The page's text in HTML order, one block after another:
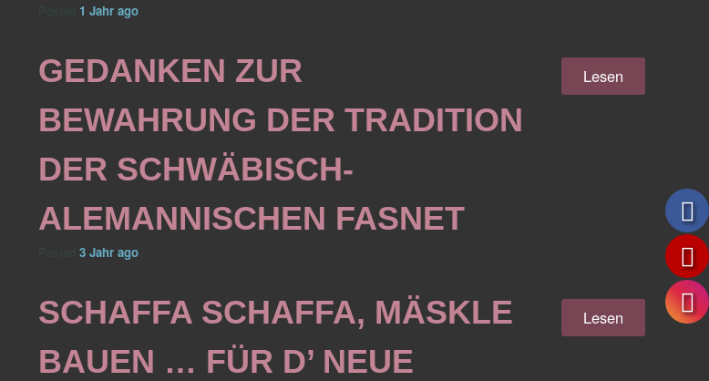
1 Jahrago.
GEDANKEN ZUR
BEWAHRUNG DER TRADITION
DER SCHWÄBISCH-
ALEMANNISCHEN FASNET
Lesen
3 Jahrago.
SCHAFFA SCHAFFA, MÄSKLE
BAUEN … FÜR D’ NEUE
Lesen